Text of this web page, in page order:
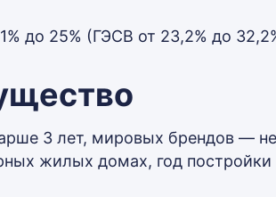
до 25% (ГЭСВ от 23,2% до
3 лет, мировых брендов —
жилых домах, год постройки